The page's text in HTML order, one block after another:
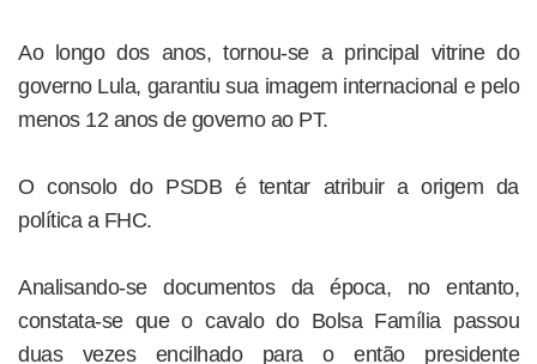
Ao longo dos anos, tornou-se a principal vitrine do
governo Lula, garantiu sua imagem internacional e pelo
menos 12 anos de governo ao PT.
O consolo do PSDB é tentar atribuir a origem da
política a FHC.
Analisando-se documentos da época, no entanto,
constata-se que o cavalo do Bolsa Família passou
duas vezes encilhado para o então presidente